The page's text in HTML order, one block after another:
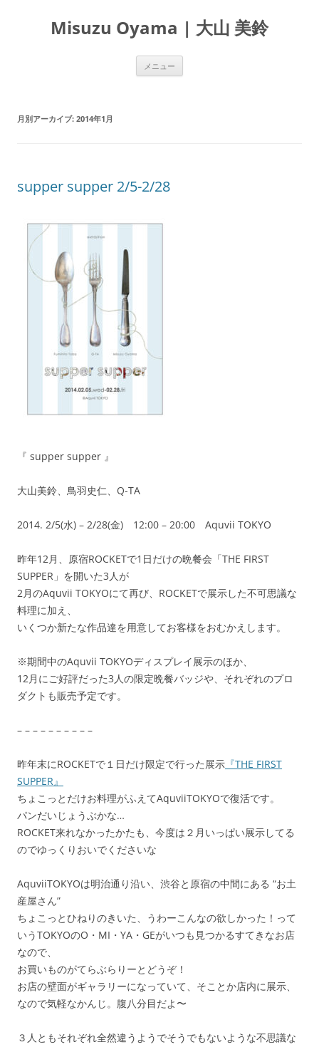
Misuzu Oyama | 大山 美鈴
メニュー
月別アーカイブ: 2014年1月
supper supper 2/5-2/28
『 supper supper 』
大山美鈴、鳥羽史仁、Q-TA
2014. 2/5(水) – 2/28(金) 12:00 – 20:00 Aquvii TOKYO
昨年12月、原宿ROCKETで1日だけの晩餐会「THE FIRST
SUPPER」を開いた3人が
2月のAquvii TOKYOにて再び、ROCKETで展示した不可思議な
料理に加え、
いくつか新たな作品達を用意してお客様をおむかえします。
※期間中のAquvii TOKYOディスプレイ展示のほか、
12月にご好評だった3人の限定晩餐バッジや、それぞれのプロ
ダクトも販売予定です。
– – – – – – – – – –
昨年末にROCKETで１日だけ限定で行った展示 『THE FIRST
SUPPER』
ちょこっとだけお料理がふえてAquviiTOKYOで復活です。
パンだいじょうぶかな…
ROCKET来れなかったかたも、今度は２月いっぱい展示してる
のでゆっくりおいでくださいな
AquviiTOKYOは明治通り沿い、渋谷と原宿の中間にある “お土
産屋さん”
ちょこっとひねりのきいた、うわーこんなの欲しかった！って
いうTOKYOのO・MI・YA・GEがいつも見つかるすてきなお店
なので、
お買いものがてらぶらりーとどうぞ！
お店の壁面がギャラリーになっていて、そことか店内に展示、
なので気軽なかんじ。腹八分目だよ〜
３人ともそれぞれ全然違うようでそうでもないような不思議な